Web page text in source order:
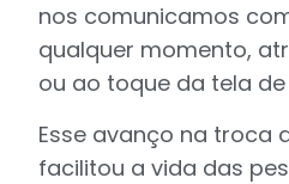
nos comunicamos
qualquer momento,
ou ao toque da tela
Esse avanço na troca
facilitou a vida das